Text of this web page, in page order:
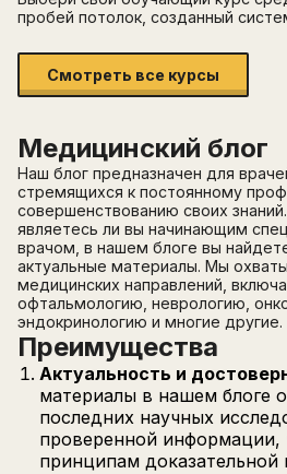
пробей потолок, созданный
Смотреть все курсы
Медицинский блог
Наш блог предназначен для
стремящихся к постоянному
совершенствованию своих
являетесь ли вы начинающим
врачом, в нашем блоге вы
актуальные материалы. Мы
медицинских направлений,
офтальмологию, неврологию,
эндокринологию и многие другие.
Преимущества
Актуальность и
материалы в нашем блоге
последних научных
проверенной информации,
принципам